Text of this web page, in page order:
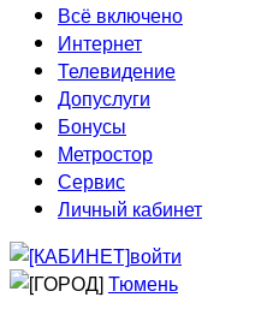
Всё включено
Интернет
Скорость
Безопасность
Wi-Fi
Технологии
Телевидение
Кабельное ТВ
Интерактивное ТВ
Допуслуги
Видеонаблюдение
Домофония
Бонусы
Статусы
Бонусы
Скидки
Метростор
Сервис
Неисправности
Домовые сети
Личный кабинет
войти
Тюмень